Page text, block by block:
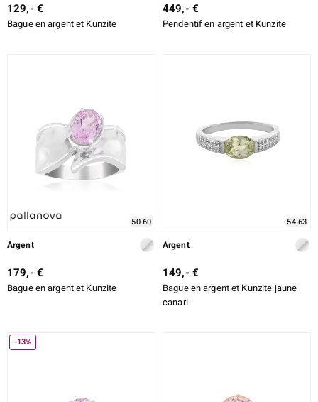
129,- €
Bague en argent et Kunzite
449,- €
Pendentif en argent et Kunzite
50-60
Argent
179,- €
Bague en argent et Kunzite
54-63
Argent
149,- €
Bague en argent et Kunzite jaune
canari
-13%